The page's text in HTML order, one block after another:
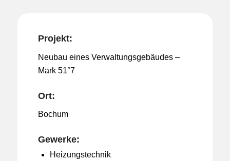
Projekt:
Neubau eines Verwaltungsgebäudes –
Mark 51°7
Ort:
Bochum
Gewerke:
Heizungstechnik